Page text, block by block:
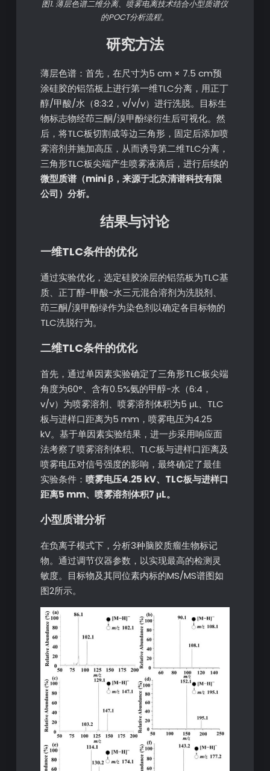
图1. 薄层色谱二维分离、喷雾电离技术结合小型质谱仪
的POCT分析流程。
研究方法
薄层色谱：首先，在尺寸为5 cm × 7.5 cm预
涂硅胶的铝箔板上进行第一维TLC分离，用正丁
醇/甲酸/水（8:3:2，v/v/v）进行洗脱。目标生
物标志物经茚三酮/溴甲酚绿衍生后可视化。然
后，将TLC板切割成等边三角形，固定后添加喷
雾溶剂并施加高压，从而诱导第二维TLC分离，
三角形TLC板尖端产生喷雾液滴后，进行后续的
微型质谱（mini β，来源于北京清谱科技有限
公司）分析。
结果与讨论
一维TLC条件的优化
通过实验优化，选定硅胶涂层的铝箔板为TLC基
质、正丁醇-甲酸-水三元混合溶剂为洗脱剂、
茚三酮/溴甲酚绿作为染色剂以确定各目标物的
TLC洗脱行为。
二维TLC条件的优化
首先，通过单因素实验确定了三角形TLC板尖端
角度为60°、含有0.5%氨的甲醇-水（6:4，
v/v）为喷雾溶剂、喷雾溶剂体积为5 μL、TLC
板与进样口距离为5 mm，喷雾电压为4.25
kV。基于单因素实验结果，进一步采用响应面
法考察了喷雾溶剂体积、TLC板与进样口距离及
喷雾电压对信号强度的影响，最终确定了最佳
实验条件： 喷雾电压4.25 kV、TLC板与进样口
距离5 mm、喷雾溶剂体积7 μL。
小型质谱分析
在负离子模式下，分析3种脑胶质瘤生物标记
物。通过调节仪器参数，以实现最高的检测灵
敏度。目标物及其同位素内标的MS/MS谱图如
图2所示。